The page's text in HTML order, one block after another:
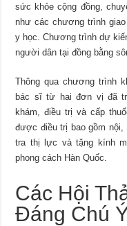
sức khỏe cộng đồng,
như các chương trình
y học. Chương trình dự
người dân tại đồng bằng
Thông qua chương trình
bác sĩ từ hai đơn vị đã
khám, điều trị và cấp
được điều trị bao gồm nội,
tra thị lực và tặng kính
phong cách Hàn Quốc.
Các Hội
Đáng Chú